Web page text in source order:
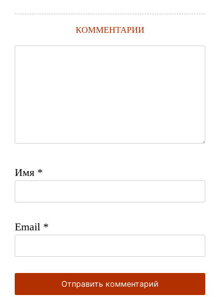
КОММЕНТАРИИ
Имя *
Email *